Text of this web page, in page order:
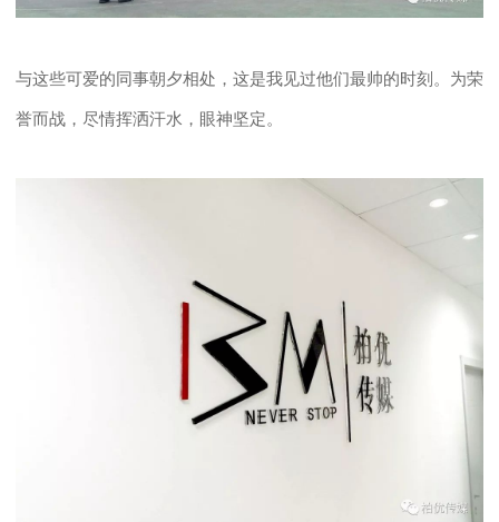
与这些可爱的同事朝夕相处，这是我见过他们最帅的时刻。为荣
誉而战，尽情挥洒汗水，眼神坚定。